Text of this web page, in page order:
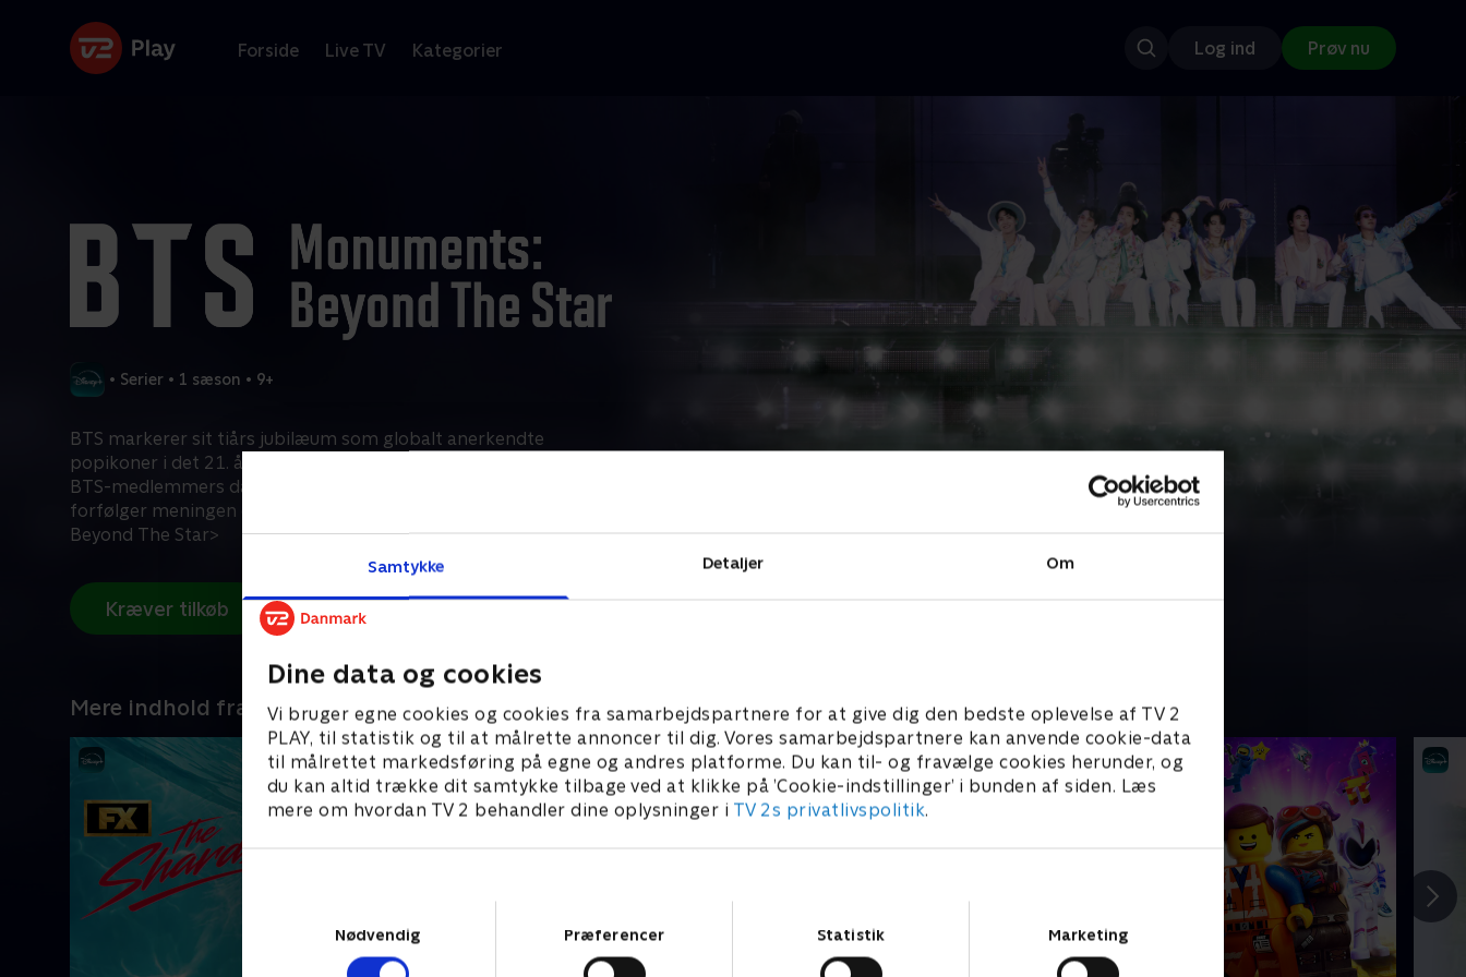
Samtykke Detaljer Om
Dine data og cookies
Vi bruger egne cookies og cookies fra samarbejdspartnere for at give dig den bedste oplevelse af TV 2
PLAY, til statistik og til at målrette annoncer til dig. Vores samarbejdspartnere kan anvende cookie-data
til målrettet markedsføring på egne og andres platforme. Du kan til- og fravælge cookies herunder, og
du kan altid trække dit samtykke tilbage ved at klikke på ’Cookie-indstillinger’ i bunden af siden. Læs
mere om hvordan TV 2 behandler dine oplysninger i TV 2s privatlivspolitik.
Nødvendig
Præferencer Statistik Marketing
Forside Live TV Kategorier Log ind Prøv nu
• Serier • 1 sæson • 9+
BTS markerer sit tiårs jubilæum som globalt anerkendte
popikoner i det 21. århundrede. Denne serie udforsker de syv
BTS-medlemmers dagligdag og inderste tanker, mens de
forfølger meningen og formålet med livet. <BTS Monuments:
Beyond The Star>
Kræver tilkøb
Mere indhold fra Disney+